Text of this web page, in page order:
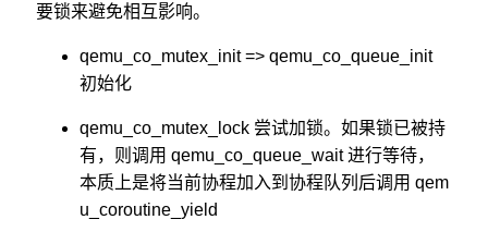
要锁来避免相互影响。
qemu_co_mutex_init => qemu_co_queue_init
初始化
qemu_co_mutex_lock 尝试加锁。如果锁已被持
有，则调用 qemu_co_queue_wait 进行等待，
本质上是将当前协程加入到协程队列后调用 qem
u_coroutine_yield